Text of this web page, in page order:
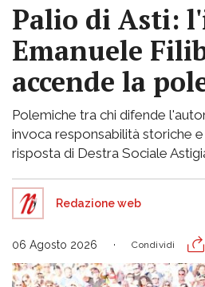
Palio di Asti:
Emanuele
accende la
Polemiche tra chi difende
invoca responsabilità storiche
risposta di Destra Sociale
Redazione web
06 Agosto 2026 Condividi